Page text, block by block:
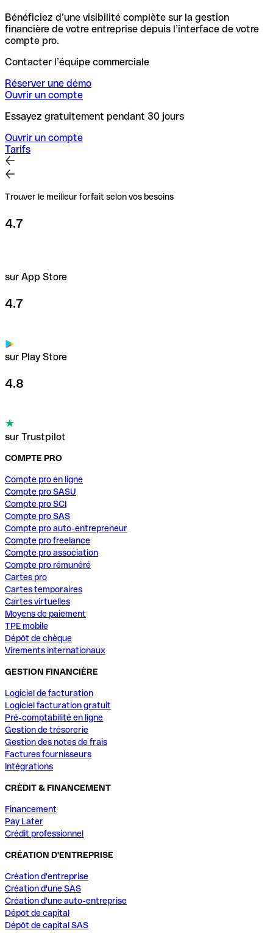
Bénéficiez d’une visibilité complète sur la gestion
financière de votre entreprise depuis l’interface de votre
compte pro.
Contacter l’équipe commerciale
Réserver une démo
Ouvrir un compte
Essayez gratuitement pendant 30 jours
Ouvrir un compte
Tarifs
Trouver le meilleur forfait selon vos besoins
4.7
sur App Store
4.7
sur Play Store
4.8
sur Trustpilot
COMPTE PRO
Compte pro en ligne
Compte pro SASU
Compte pro SCI
Compte pro SAS
Compte pro auto-entrepreneur
Compte pro freelance
Compte pro association
Compte pro rémunéré
Cartes pro
Cartes temporaires
Cartes virtuelles
Moyens de paiement
TPE mobile
Dépôt de chèque
Virements internationaux
GESTION FINANCIÈRE
Logiciel de facturation
Logiciel facturation gratuit
Pré-comptabilité en ligne
Gestion de trésorerie
Gestion des notes de frais
Factures fournisseurs
Intégrations
CRÈDIT & FINANCEMENT
Financement
Pay Later
Crédit professionnel
CRÉATION D'ENTREPRISE
Création d'entreprise
Création d'une SAS
Création d'une auto-entreprise
Dépôt de capital
Dépôt de capital SAS